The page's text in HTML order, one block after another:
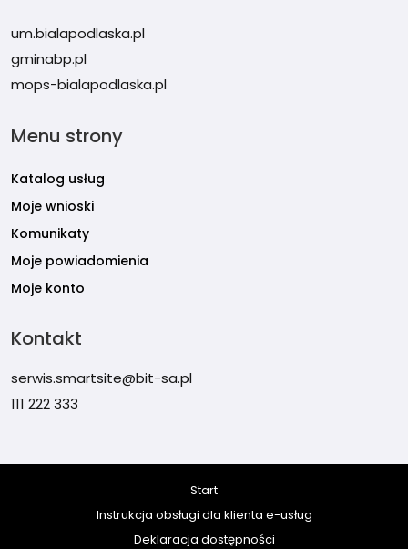
um.bialapodlaska.pl
gminabp.pl
mops-bialapodlaska.pl
Menu strony
Katalog usług
Moje wnioski
Komunikaty
Moje powiadomienia
Moje konto
Kontakt
serwis.smartsite@bit-sa.pl
111 222 333
Start
Instrukcja obsługi dla klienta e-usług
Deklaracja dostępności